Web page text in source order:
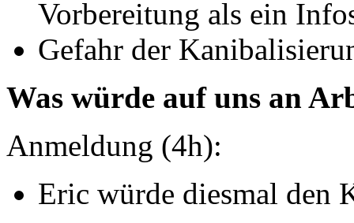
Vorbereitung als ein
Gefahr der
Was würde auf uns an
Anmeldung (4h):
Eric würde diesmal den